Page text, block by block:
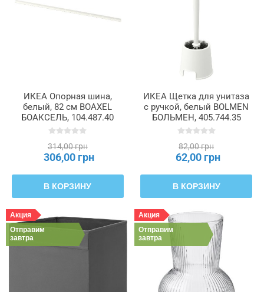
ИКЕА Опорная шина,
белый, 82 см BOAXEL
БОАКСЕЛЬ, 104.487.40
314,00 грн
306,00 грн
В КОРЗИНУ
ИКЕА Щетка для унитаза
с ручкой, белый BOLMEN
БОЛЬМЕН, 405.744.35
82,00 грн
62,00 грн
В КОРЗИНУ
Акция
Отправим
завтра
Акция
Отправим
завтра